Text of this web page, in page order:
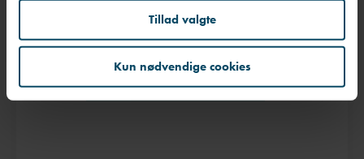
Tillad valgte
Kun nødvendige cookies